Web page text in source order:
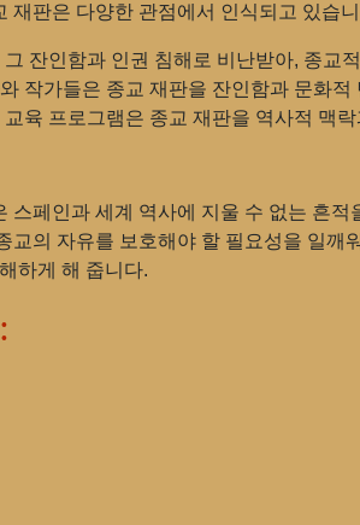
재판은 다양한 관점에서 인식되고 있습
잔인함과 인권 침해로 비난받아, 종교
작가들은 종교 재판을 잔인함과 문화
교육 프로그램은 종교 재판을 역사적 맥
스페인과 세계 역사에 지울 수 없는 흔
교의 자유를 보호해야 할 필요성을 일깨
하게 해 줍니다.